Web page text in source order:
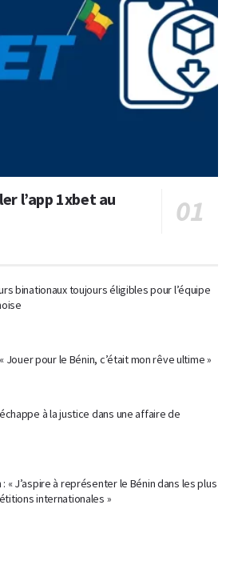
l’app 1xbet au
binationaux toujours éligibles pour l’équipe
Jouer pour le Bénin, c’était mon rêve ultime »
à la justice dans une affaire de
« J’aspire à représenter le Bénin dans les plus
internationales »